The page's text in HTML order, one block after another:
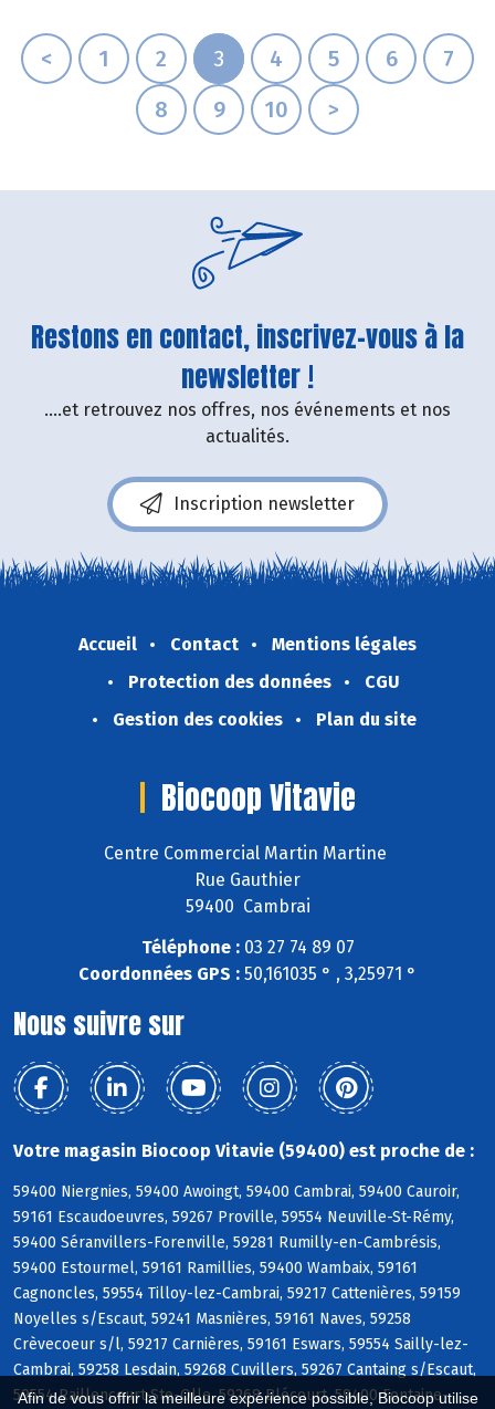
Afin de vous offrir la meilleure expérience possible, Biocoop utilise
< 1 2 3 4 5 6
7
8
9 10 >
Restons en contact, inscrivez-vous à la
newsletter !
....et retrouvez nos offres, nos événements et nos
actualités.
Inscription newsletter
Accueil Contact
Mentions légales
Protection des données
CGU
Gestion des cookies
Plan du site
Biocoop Vitavie
Centre Commercial Martin Martine
Rue Gauthier
59400 Cambrai
Téléphone :03 27 74 89 07
Coordonnées GPS : 50,161035 ° , 3,25971 °
Nous suivre sur
Votre magasin Biocoop Vitavie (59400) est proche de :
59400 Niergnies, 59400 Awoingt, 59400 Cambrai, 59400 Cauroir,
59161 Escaudoeuvres, 59267 Proville, 59554 Neuville-St-Rémy,
59400 Séranvillers-Forenville, 59281 Rumilly-en-Cambrésis,
59400 Estourmel, 59161 Ramillies, 59400 Wambaix, 59161
Cagnoncles, 59554 Tilloy-lez-Cambrai, 59217 Cattenières, 59159
Noyelles s/Escaut, 59241 Masnières, 59161 Naves, 59258
Crèvecoeur s/l, 59217 Carnières, 59161 Eswars, 59554 Sailly-lez-
Cambrai, 59258 Lesdain, 59268 Cuvillers, 59267 Cantaing s/Escaut,
59554 Raillencourt-Ste-Olle, 59268 Blécourt, 59400 Fontaine-